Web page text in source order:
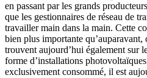
en passant par les grands
que les gestionnaires de réseau de
travailler main dans la main. Cette
bien plus importante qu’auparavant,
trouvent aujourd’hui également sur
forme d’installations
exclusivement consommé, il est